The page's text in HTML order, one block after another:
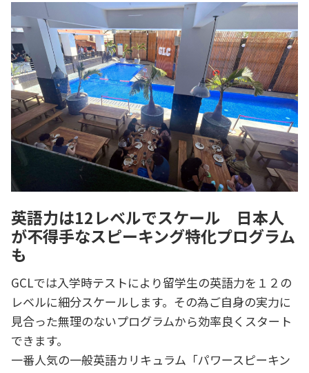
英語力は12レベルでスケール 日本人
が不得手なスピーキング特化プログラム
も
GCLでは入学時テストにより留学生の英語力を１２の
レベルに細分スケールします。その為ご自身の実力に
見合った無理のないプログラムから効率良くスタート
できます。
一番人気の一般英語カリキュラム「パワースピーキン